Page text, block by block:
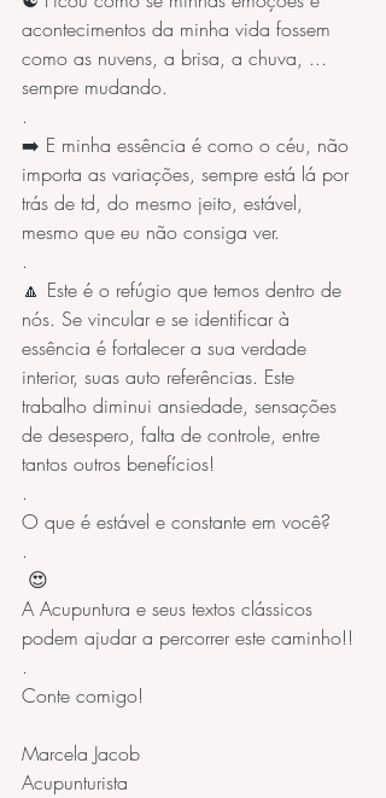
acontecimentos da minha vida fossem
como as nuvens, a brisa, a chuva, ...
sempre mudando.
.
➡️ E minha essência é como o céu, não
importa as variações, sempre está lá por
trás de td, do mesmo jeito, estável,
mesmo que eu não consiga ver.
.
🔼 Este é o refúgio que temos dentro de
nós. Se vincular e se identificar à
essência é fortalecer a sua verdade
interior, suas auto referências. Este
trabalho diminui ansiedade, sensações
de desespero, falta de controle, entre
tantos outros benefícios!
.
O que é estável e constante em você?
.
😍
A Acupuntura e seus textos clássicos
podem ajudar a percorrer este caminho!!
.
Conte comigo!
Marcela Jacob
Acupunturista